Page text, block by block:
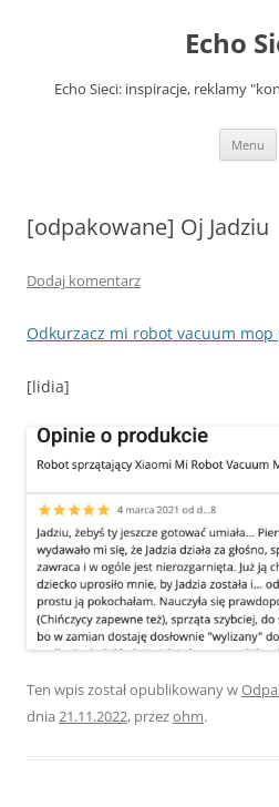
Echo
Echo Sieci: inspiracje, reklamy
Menu
[odpakowane] Oj Jadziu
Dodaj komentarz
Odkurzacz mi robot vacuum
[lidia]
Ten wpis został opublikowany w
dnia 21.11.2022, przezohm.